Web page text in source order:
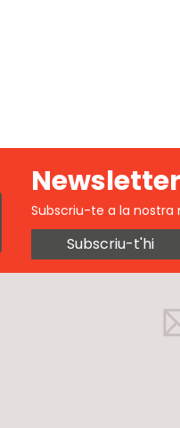
Newsletter
Subscriu-te a la nostra
Subscriu-t'hi